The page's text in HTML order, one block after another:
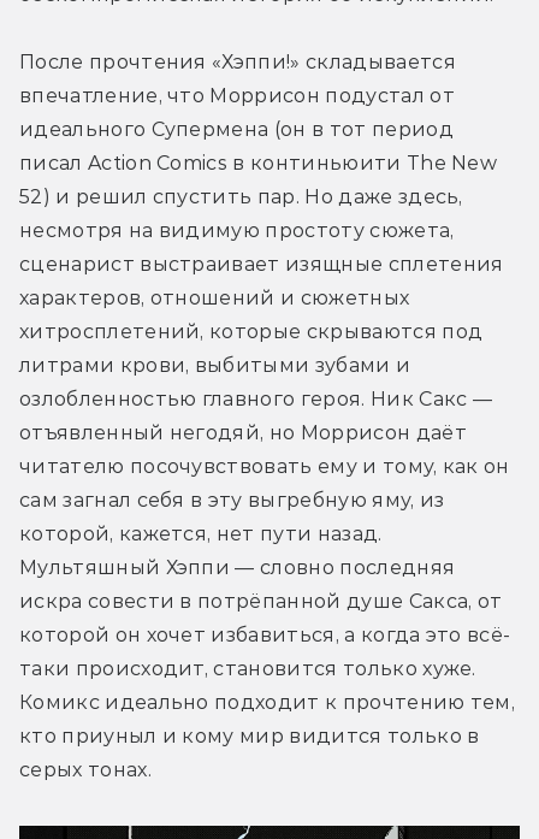
После прочтения «Хэппи!» складывается
впечатление, что Моррисон подустал от
идеального Супермена (он в тот период
писал Action Comics в континьюити The New
52) и решил спустить пар. Но даже здесь,
несмотря на видимую простоту сюжета,
сценарист выстраивает изящные сплетения
характеров, отношений и сюжетных
хитросплетений, которые скрываются под
литрами крови, выбитыми зубами и
озлобленностью главного героя. Ник Сакс —
отъявленный негодяй, но Моррисон даёт
читателю посочувствовать ему и тому, как он
сам загнал себя в эту выгребную яму, из
которой, кажется, нет пути назад.
Мультяшный Хэппи — словно последняя
искра совести в потрёпанной душе Сакса, от
которой он хочет избавиться, а когда это всё-
таки происходит, становится только хуже.
Комикс идеально подходит к прочтению тем,
кто приуныл и кому мир видится только в
серых тонах.